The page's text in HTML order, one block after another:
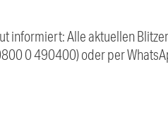
informiert: Alle aktuellen
0 490400) oder per